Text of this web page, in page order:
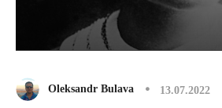
Oleksandr Bulava 13.07.2022